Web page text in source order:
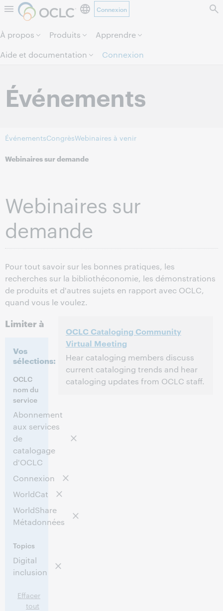
Aller au contenu de la page.
Connexion
À propos Produits
Apprendre
Aide et documentation
Connexion
Événements
ÉvénementsCongrèsWebinaires à venir
Webinaires sur demande
Webinaires sur
demande
Pour tout savoir sur les bonnes pratiques, les
recherches sur la bibliothéconomie, les démonstrations
de produits et d'autres sujets en rapport avec OCLC,
quand vous le voulez.
Limiter à
Vos
sélections:
OCLC
nom du
service
Abonnement
aux services
de
catalogage
d'OCLC
Connexion
WorldCat
WorldShare
Métadonnées
Topics
Digital
inclusion
Effacer
tout
OCLC Cataloging Community
Virtual Meeting
Hear cataloging members discuss
current cataloging trends and hear
cataloging updates from OCLC staff.